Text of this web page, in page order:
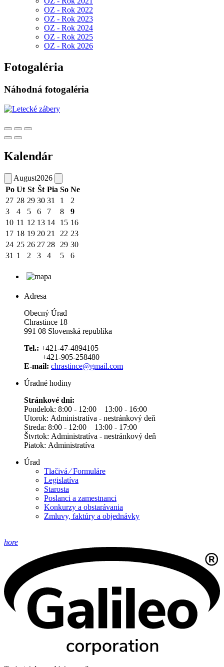
OZ - Rok 2022
OZ - Rok 2023
OZ - Rok 2024
OZ - Rok 2025
OZ - Rok 2026
Fotogaléria
Náhodná fotogaléria
Kalendár
August2026
Po Ut St Št Pia So Ne
27 28 29 30 31 1
2
3
4 5 6 7 8
9
10 11 12 13 14 15 16
17 18 19 20 21 22 23
24 25 26 27 28 29 30
31 1 2 3 4 5 6
Adresa
Obecný Úrad
Chrastince 18
991 08 Slovenská republika
Tel.: +421-47-4894105
+421-905-258480
E-mail: chrastince@gmail.com
Úradné hodiny
Stránkové dni:
Pondelok: 8:00 - 12:00 13:00 - 16:00
Utorok: Administratíva - nestránkový deň
Streda: 8:00 - 12:00 13:00 - 17:00
Štvrtok: Administratíva - nestránkový deň
Piatok: Administratíva
Úrad
Tlačivá ⁄ Formuláre
Legislatíva
Starosta
Poslanci a zamestnanci
Konkurzy a obstarávania
Zmluvy, faktúry a objednávky
hore